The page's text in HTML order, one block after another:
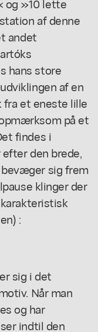
af denne
andet
hans store
af en
et eneste lille
på et
findes i
den brede,
sig frem
klinger der
:
sig i det
Når man
og har
indtil den